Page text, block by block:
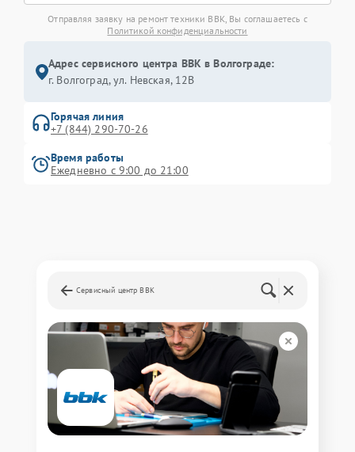
Отправляя заявку на ремонт техники BBK, Вы соглашаетесь с
Политикой конфиденциальности
Адрес сервисного центра BBK в Волгограде:
г. Волгоград, ул. Невская, 12В
Горячая линия
+7 (844) 290-70-26
Время работы
Ежедневно с 9:00 до 21:00
Сервисный центр BBK